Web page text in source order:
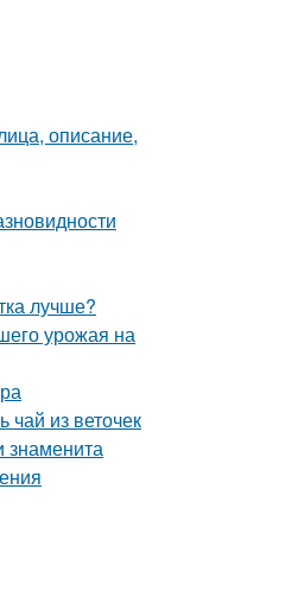
описание,
лучше?
урожая на
из веточек
знаменита